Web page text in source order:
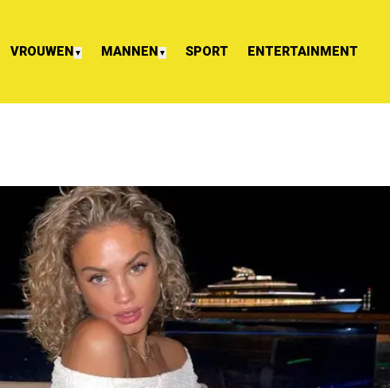
VROUWEN ▼ MANNEN ▼ SPORT ENTERTAINMENT